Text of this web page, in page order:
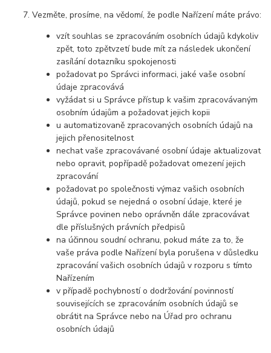
Vezměte, prosíme, na vědomí, že podle Nařízení máte právo:
vzít souhlas se zpracováním osobních údajů kdykoliv
zpět, toto zpětvzetí bude mít za následek ukončení
zasílání dotazníku spokojenosti
požadovat po Správci informaci, jaké vaše osobní
údaje zpracovává
vyžádat si u Správce přístup k vašim zpracovávaným
osobním údajům a požadovat jejich kopii
u automatizovaně zpracovaných osobních údajů na
jejich přenositelnost
nechat vaše zpracovávané osobní údaje aktualizovat
nebo opravit, popřípadě požadovat omezení jejich
zpracování
požadovat po společnosti výmaz vašich osobních
údajů, pokud se nejedná o osobní údaje, které je
Správce povinen nebo oprávněn dále zpracovávat
dle příslušných právních předpisů
na účinnou soudní ochranu, pokud máte za to, že
vaše práva podle Nařízení byla porušena v důsledku
zpracování vašich osobních údajů v rozporu s tímto
Nařízením
v případě pochybností o dodržování povinností
souvisejících se zpracováním osobních údajů se
obrátit na Správce nebo na Úřad pro ochranu
osobních údajů